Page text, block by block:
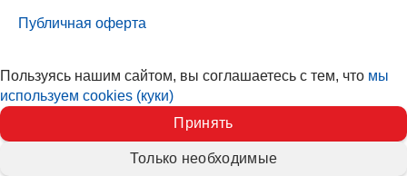
Публичная оферта
Пользуясь нашим сайтом, вы соглашаетесь с тем, что мы
используем cookies (куки)
Принять
Только необходимые